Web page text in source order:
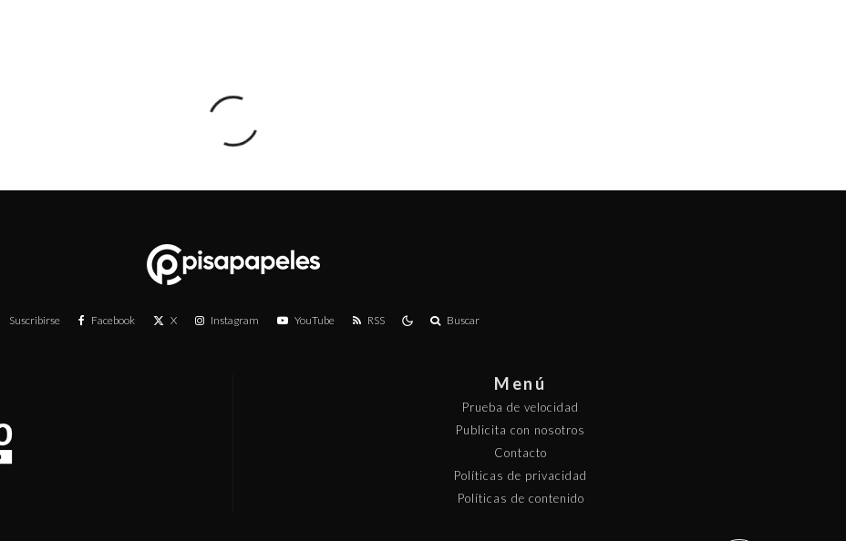
Suscribirse Facebook X Instagram YouTube RSS Buscar
Menú
Prueba de velocidad
Publicita con nosotros
Contacto
Políticas de privacidad
Políticas de contenido